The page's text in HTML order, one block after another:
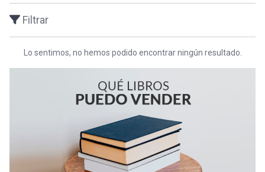
Filtrar
Lo sentimos, no hemos podido encontrar ningún resultado.